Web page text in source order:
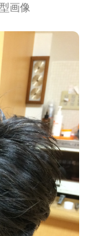
画像